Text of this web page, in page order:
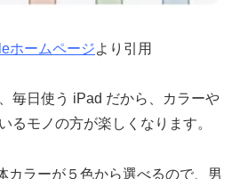
ホームページより引用
毎日使う iPad だから、カラーや
るモノの方が楽しくなります。
カラーが５色から選べるので、男